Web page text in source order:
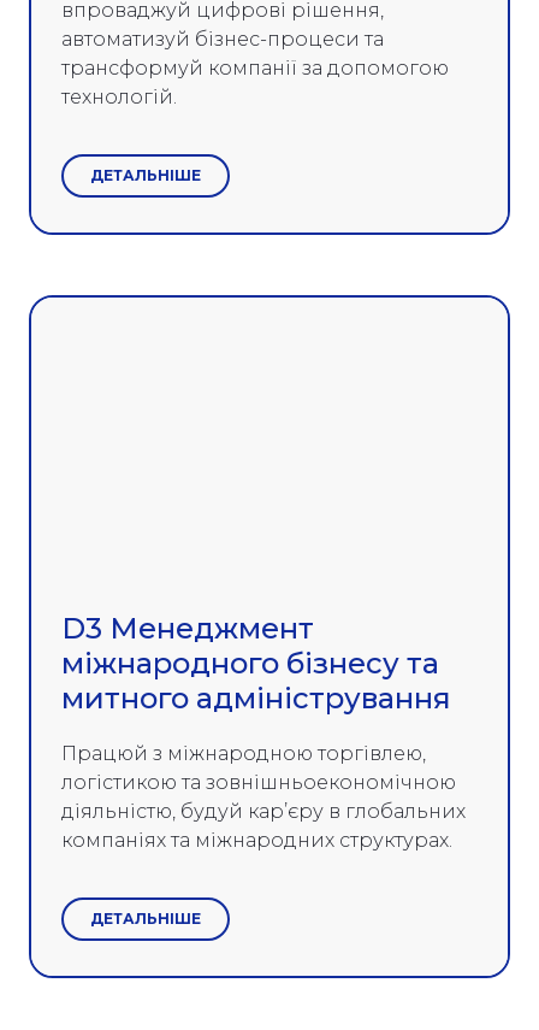
впроваджуй цифрові рішення,
автоматизуй бізнес-процеси та
трансформуй компанії за допомогою
технологій.
ДЕТАЛЬНІШЕ
D3 Менеджмент
міжнародного бізнесу та
митного адміністрування
Працюй з міжнародною торгівлею,
логістикою та зовнішньоекономічною
діяльністю, будуй кар’єру в глобальних
компаніях та міжнародних структурах.
ДЕТАЛЬНІШЕ